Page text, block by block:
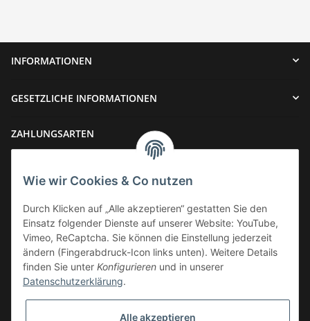
INFORMATIONEN
GESETZLICHE INFORMATIONEN
ZAHLUNGSARTEN
VERSAND
Widerrufsbutton
Wie wir Cookies & Co nutzen
Durch Klicken auf „Alle akzeptieren“ gestatten Sie den
Einsatz folgender Dienste auf unserer Website: YouTube,
Vimeo, ReCaptcha. Sie können die Einstellung jederzeit
ändern (Fingerabdruck-Icon links unten). Weitere Details
finden Sie unter Konfigurieren und in unserer
Datenschutzerklärung.
Alle akzeptieren